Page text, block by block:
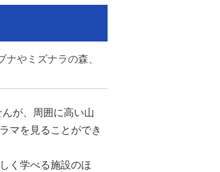
やミズナラの森、
が、周囲に高い山
マを見ることができ
く学べる施設のほ